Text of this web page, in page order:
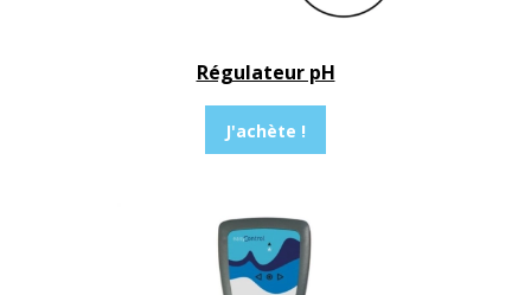
Régulateur pH
J'achète !